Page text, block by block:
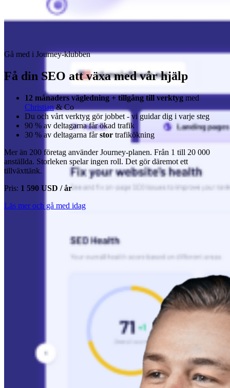
Gå med i Journey-klubben
Få din SEO att växa med vår hjälp
12 månaders vägledning + tillgång till verktygmed
Christian& Co
Du och vårt verktyg gör jobbet - vi guidar dig i varje steg
90 % av deltagarna får ökad trafik
30 % av deltagarna fårstor trafikökning
Mer än 200 företag använder Journey-planen. Från 1 till 20 000
anställda. Storleken spelar ingen roll. Det gör däremot ett
tillväxttänk.
Pris: 1 590 USD / år
Läs mer och gå med idag